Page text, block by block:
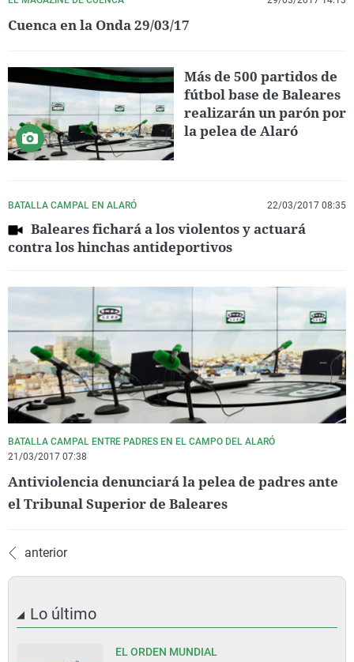
Cuenca en la Onda 29/03/17
Más de 500 partidos de
fútbol base de Baleares
realizarán un parón por
la pelea de Alaró
BATALLA CAMPAL EN ALARÓ 22/03/2017 08:35
Baleares fichará a los violentos y actuará
contra los hinchas antideportivos
BATALLA CAMPAL ENTRE PADRES EN EL CAMPO DEL ALARÓ
21/03/2017 07:38
Antiviolencia denunciará la pelea de padres ante
el Tribunal Superior de Baleares
anterior
Lo último
EL ORDEN MUNDIAL